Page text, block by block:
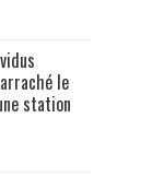
le
station